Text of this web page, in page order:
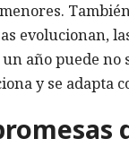
evolucionan,
año puede
y se adapta